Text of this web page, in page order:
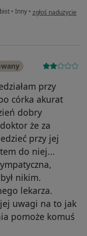
• Inny • w opinii
zgłoś nadużycie
przy
córka akurat
dobry
że za
przy jej
do niej...
nikim.
lekarza.
jej uwagi na to jak
pomoże komuś